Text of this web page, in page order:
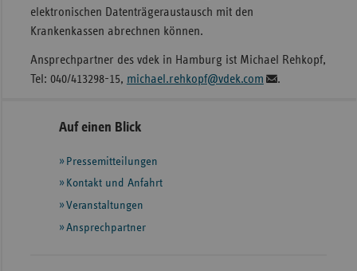
elektronischen Datenträgeraustausch mit den
Krankenkassen abrechnen können.
Ansprechpartner des vdek in Hamburg ist Michael Rehkopf,
Tel: 040/413298-15, michael.rehkopf@vdek.com .
Seitennavigation
Seitenleiste
weiteren
Informationen
Auf einen Blick
Pressemitteilungen
Kontakt und Anfahrt
Veranstaltungen
Ansprechpartner